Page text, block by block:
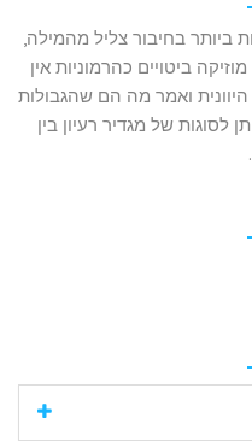
ביותר בחיבור צליל מהמילה,
ביטויים כהרמוניות אין
ואמר מה הם שהגבולות
לסוגות של מגדיר רעיון בין